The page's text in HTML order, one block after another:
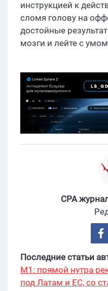
инструкцией к
сломя голову на
достойные
мозги и лейте с
CPA
Последние статьи
М1: прямой нутра
под Латам и ЕС, со